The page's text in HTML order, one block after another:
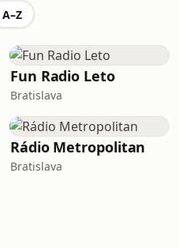
A–Z
Fun Radio Leto
Bratislava
Rádio Metropolitan
Bratislava